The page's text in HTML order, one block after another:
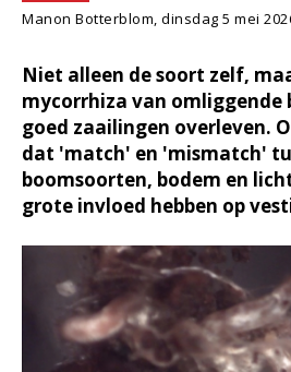
Manon Botterblom, dinsdag 5 mei
Niet alleen de soort zelf,
mycorrhiza van omliggende
goed zaailingen overleven.
dat 'match' en 'mismatch'
boomsoorten, bodem en
grote invloed hebben op